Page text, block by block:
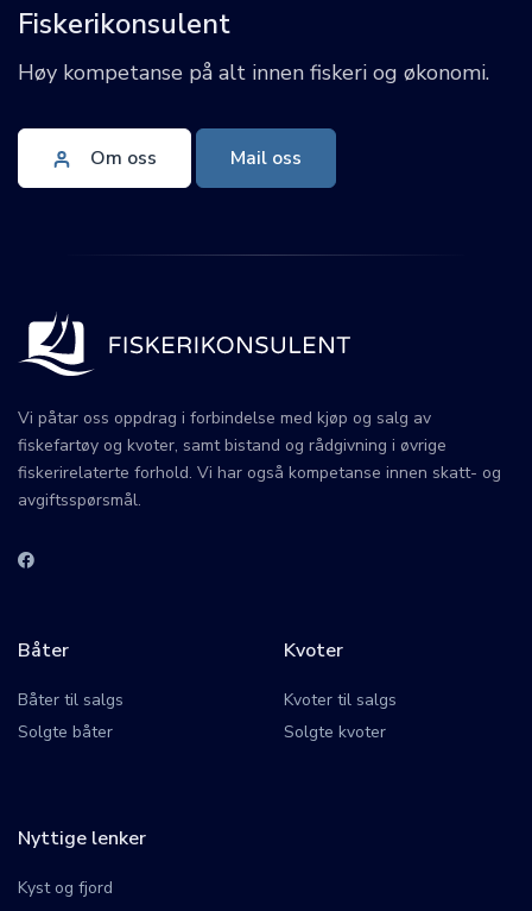
Fiskerikonsulent
Høy kompetanse på alt innen fiskeri og økonomi.
Om oss Mail oss
Vi påtar oss oppdrag i forbindelse med kjøp og salg av
fiskefartøy og kvoter, samt bistand og rådgivning i øvrige
fiskerirelaterte forhold. Vi har også kompetanse innen skatt- og
avgiftsspørsmål.
Båter
Båter til salgs
Solgte båter
Kvoter
Kvoter til salgs
Solgte kvoter
Nyttige lenker
Kyst og fjord